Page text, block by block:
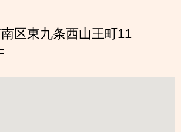
区東九条西山王町11